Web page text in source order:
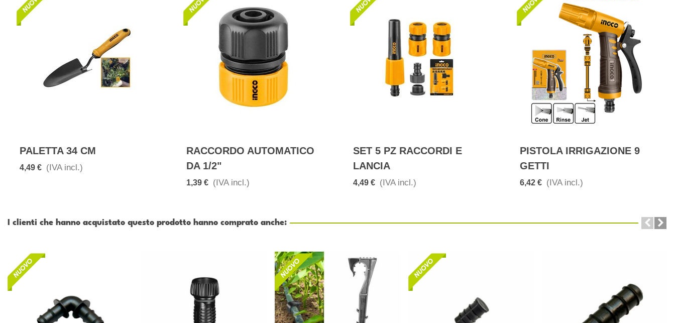
PALETTA 34 CM
4,49 € (IVA incl.)
RACCORDO AUTOMATICO
DA 1/2"
1,39 € (IVA incl.)
SET 5 PZ RACCORDI E
LANCIA
4,49 € (IVA incl.)
PISTOLA IRRIGAZIONE 9
GETTI
6,42 € (IVA incl.)
I clienti che hanno acquistato questo prodotto hanno comprato anche: